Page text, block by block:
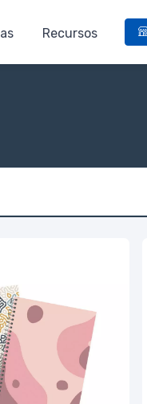
Recursos